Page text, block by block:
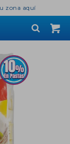
zona aquí